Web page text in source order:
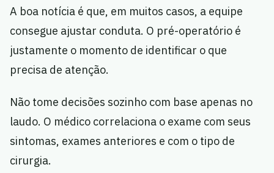
A boa notícia é que, em muitos casos, a equipe
consegue ajustar conduta. O pré-operatório é
justamente o momento de identificar o que
precisa de atenção.
Não tome decisões sozinho com base apenas no
laudo. O médico correlaciona o exame com seus
sintomas, exames anteriores e com o tipo de
cirurgia.